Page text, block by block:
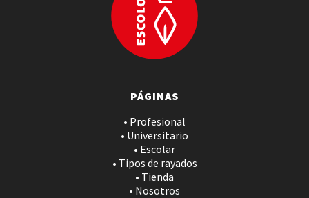
PÁGINAS
• Profesional
• Universitario
• Escolar
• Tipos de rayados
• Tienda
• Nosotros